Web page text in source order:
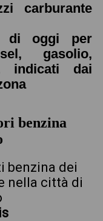
carburante
di oggi per
gasolio,
indicati dai
benzina
benzina dei
nella città di